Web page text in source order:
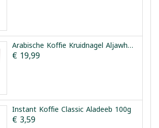
Arabische Koffie Kruidnagel Aljawharaa 10st
€ 19,99
Instant Koffie Classic Aladeeb 100g
€ 3,59